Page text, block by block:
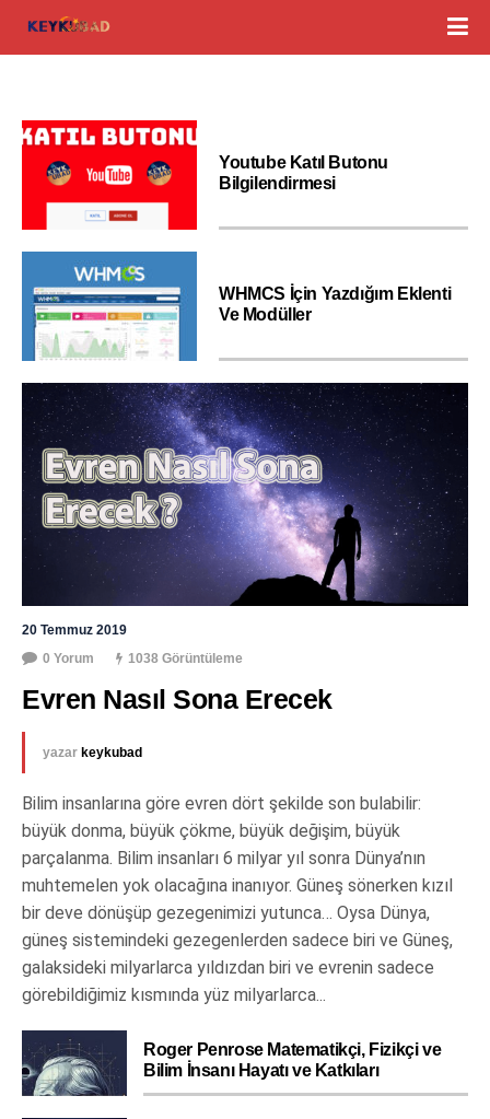
Youtube Katıl Butonu
Bilgilendirmesi
WHMCS İçin Yazdığım Eklenti
Ve Modüller
20 Temmuz 2019
0 Yorum
1038 Görüntüleme
Evren Nasıl Sona Erecek
yazar keykubad
Bilim insanlarına göre evren dört şekilde son bulabilir:
büyük donma, büyük çökme, büyük değişim, büyük
parçalanma. Bilim insanları 6 milyar yıl sonra Dünya’nın
muhtemelen yok olacağına inanıyor. Güneş sönerken kızıl
bir deve dönüşüp gezegenimizi yutunca… Oysa Dünya,
güneş sistemindeki gezegenlerden sadece biri ve Güneş,
galaksideki milyarlarca yıldızdan biri ve evrenin sadece
görebildiğimiz kısmında yüz milyarlarca...
Roger Penrose Matematikçi, Fizikçi ve
Bilim İnsanı Hayatı ve Katkıları